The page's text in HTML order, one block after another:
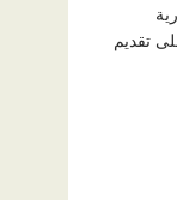
تقديم